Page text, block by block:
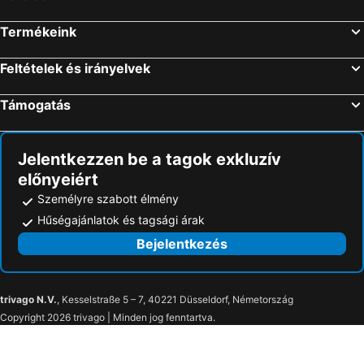
Hévíz, Nyugat-Dunántúl Szállás
Szeged, Dél-Alföld Szállás
Termékeink
Feltételek és irányelvek
Támogatás
Jelentkezzen be a tagok exkluzív
előnyeiért
Személyre szabott élmény
Hűségajánlatok és tagsági árak
Bejelentkezés
trivago N.V., Kesselstraße 5 – 7, 40221 Düsseldorf, Németország
Copyright 2026 trivago | Minden jog fenntartva.